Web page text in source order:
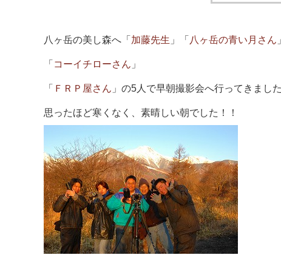
八ヶ岳の美し森へ「 加藤先生 」「 八ヶ岳の青い月さん 」
「 コーイチローさん 」
「 ＦＲＰ屋さん 」の5人で早朝撮影会へ行ってきまし
思ったほど寒くなく、素晴しい朝でした！！